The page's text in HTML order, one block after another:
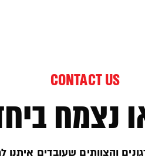
CONTACT US
נצמח
והצוותים שעובדים איתנו